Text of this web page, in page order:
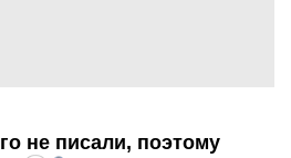
не писали, поэтому